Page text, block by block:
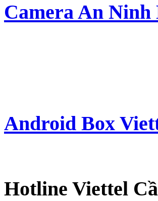
Camera An Ninh
Android Box
Hotline Viettel